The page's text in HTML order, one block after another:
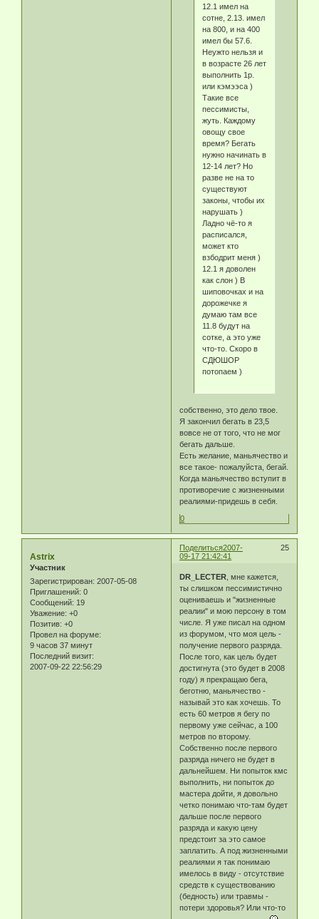
12.1 имел на
сотне, 2.13. имел
на 800, и на 400
имел бы 57.6.
Неужто нельзя и
в возрасте 26 лет
выполнить 1р.
или кэмээса )
Такие все
пессимисты,
жуть. Каждому
овощу свое
время? Бегать
нужно начинать в
12-14 лет? Но
разве не на то
существуют
законы, чтобы их
нарушать )
Ладно чё-то я
расписался,
может кто
взбодрит меня )
12.1 я доволен
как слон ) В
шиповочках и на
дорожечке я
думаю там все
11.8 будут на
сотке, а это уже
что-то. Скоро в
СДЮШОР
потопаем )
собственно, это дело твое.
Я закончил бегать в 23,5
вовсе не от того, что не мог
бегать дальше.
Есть желание, маньячество и
все такое- пожалуйста, бегай.
Когда маньячество вступит в
противоречие с жизненными
реалиями-придешь в себя.
0
Поделиться 25
2007-
09-17 21:42:41
Astrix
Участник
Зарегистрирован: 2007-05-08
Приглашений: 0
Сообщений: 19
Уважение: +0
Позитив: +0
Провел на форуме:
9 часов 37 минут
Последний визит:
2007-09-22 22:56:29
DR_LECTER, мне кажется,
ты слишком пессимистично
оцениваешь и "жизненные
реалии" и мою персону в том
числе. Я уже писал на одном
из форумом, что моя цель -
получение первого разряда.
После того, как цель будет
достигнута (это будет в 2008
году) я прекращаю бега,
беготню, маньячество -
называй это как хочешь. То
есть 60 метров я бегу по
первому уже сейчас, а 100
метров по второму.
Собственно после первого
разряда ничего не будет в
дальнейшем. Ни попыток кмс
выполнить, ни попыток до
мастера дойти, я довольно
четко понимаю что-там будет
дальше после первого
разряда и какую цену
предстоит за это самое
заплатить. А под жизненными
реалиями я так понимаю
имелось в виду - отсутствие
средств к существованию
(бедность) или травмы -
потери здоровья? Или что-то